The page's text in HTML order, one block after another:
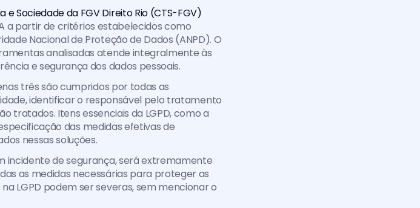
e Sociedade da FGV Direito Rio (CTS-FGV)
a partir de critérios estabelecidos como
Nacional de Proteção de Dados (ANPD). O
analisadas atende integralmente às
e segurança dos dados pessoais.
três são cumpridos por todas as
identificar o responsável pelo tratamento
tratados. Itens essenciais da LGPD, como a
das medidas efetivas de
nessas soluções.
incidente de segurança, será extremamente
as medidas necessárias para proteger as
LGPD podem ser severas, sem mencionar o